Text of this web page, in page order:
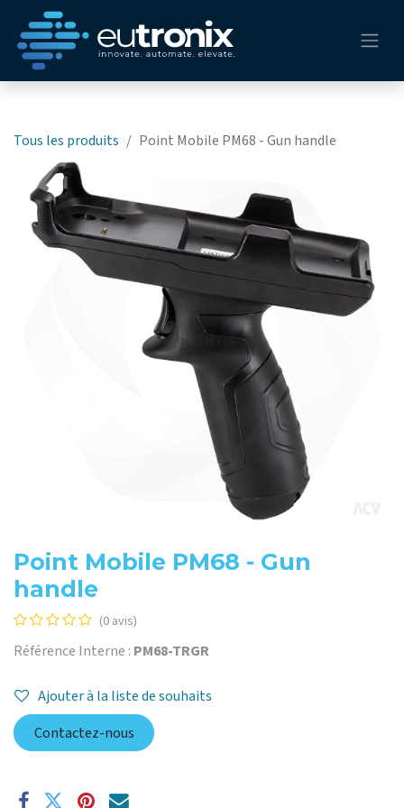
Tous les produits Point Mobile PM68 - Gun handle
Point Mobile PM68 - Gun
handle
(0 avis)
Référence Interne : PM68-TRGR
Ajouter à la liste de souhaits
Contactez-nous